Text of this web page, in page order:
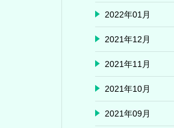
2022年01月
2021年12月
2021年11月
2021年10月
2021年09月